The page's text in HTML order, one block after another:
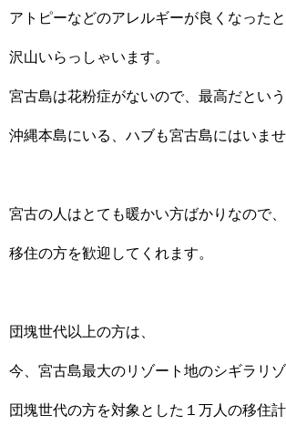
アトピーなどのアレルギーが良くなった
沢山いらっしゃいます。
宮古島は花粉症がないので、最高だという
沖縄本島にいる、ハブも宮古島にはいませ
宮古の人はとても暖かい方ばかりなので、
移住の方を歓迎してくれます。
団塊世代以上の方は、
今、宮古島最大のリゾート地のシギラリゾ
団塊世代の方を対象とした１万人の移住